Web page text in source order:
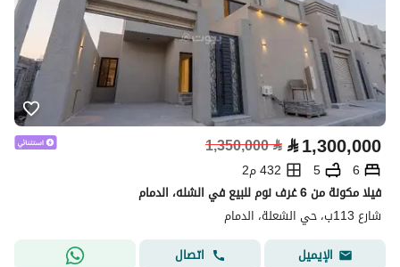
⃁1,300,000
⃁
1,350,000
6
5
432 م2
فيلا مكونة من 6 غرف نوم للبيع في الشله، الدمام
شارع 113ب، حي الشعلة، الدمام
الإيميل
اتصال